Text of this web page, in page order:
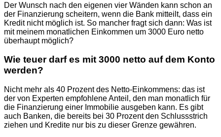
Der Wunsch nach den eigenen vier Wänden kann schon an
der Finanzierung scheitern, wenn die Bank mitteilt, dass ein
Kredit nicht möglich ist. So mancher fragt sich dann: Was ist
mit meinem monatlichen Einkommen um 3000 Euro netto
überhaupt möglich?
Wie teuer darf es mit 3000 netto auf dem Konto
werden?
Nicht mehr als 40 Prozent des Netto-Einkommens: das ist
der von Experten empfohlene Anteil, den man monatlich für
die Finanzierung einer Immobilie ausgeben kann. Es gibt
auch Banken, die bereits bei 30 Prozent den Schlussstrich
ziehen und Kredite nur bis zu dieser Grenze gewähren.